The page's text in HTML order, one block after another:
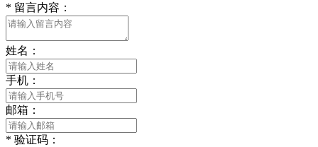
* 留言内容：
姓名：
手机：
邮箱：
* 验证码：